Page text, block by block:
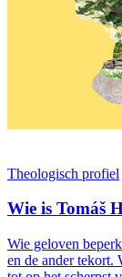
Theologisch profiel
Wie is Tomáš
Wie geloven
en de ander tekort.